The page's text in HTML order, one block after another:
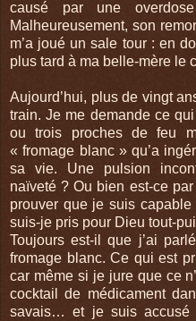
causé par une
Malheureusement, son
m’a joué un sale tour : en
plus tard à ma belle-mère le
Aujourd’hui, plus de vingt
train. Je me demande ce
ou trois proches de feu
« fromage blanc » qu’a
sa vie. Une pulsion
naïveté ? Ou bien est-ce
prouver que je suis
suis-je pris pour Dieu tout-
Toujours est-il que j’ai
fromage blanc. Ce qui est
car même si je jure que ce
cocktail de médicament
savais… et je suis accusé